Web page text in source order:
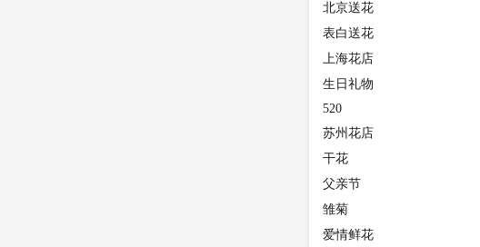
北京送花
表白送花
上海花店
生日礼物
520
苏州花店
干花
父亲节
雏菊
爱情鲜花